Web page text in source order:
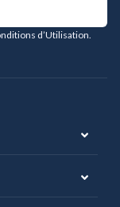
d’Utilisation.